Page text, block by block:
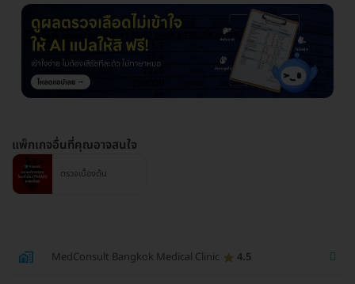
แพ็กเกจอื่นที่คุณอาจสนใจ
ตรวจเบื้องต้น
MedConsult Bangkok Medical Clinic 4.5